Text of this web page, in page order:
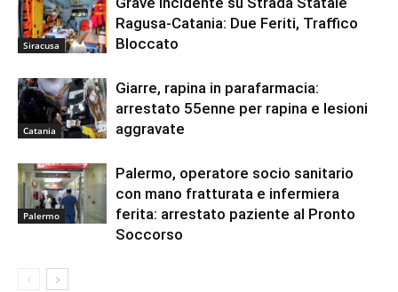
Siracusa
Ragusa-Catania: Due Feriti, Traffico
Bloccato
Catania
Giarre, rapina in parafarmacia:
arrestato 55enne per rapina e lesioni
aggravate
Palermo
Palermo, operatore socio sanitario
con mano fratturata e infermiera
ferita: arrestato paziente al Pronto
Soccorso